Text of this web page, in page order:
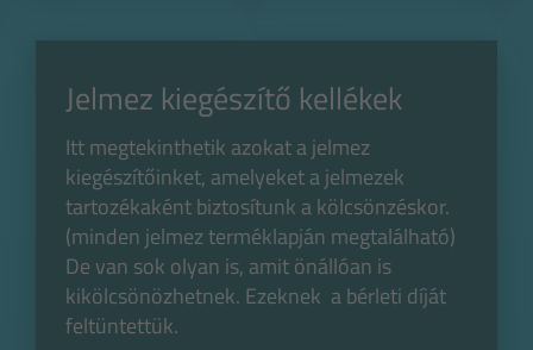
Jelmez kiegészítő kellékek
Itt megtekinthetik azokat a jelmez
kiegészítőinket, amelyeket a jelmezek
tartozékaként biztosítunk a kölcsönzéskor.
(minden jelmez terméklapján megtalálható)
De van sok olyan is, amit önállóan is
kikölcsönözhetnek. Ezeknek a bérleti díját
feltüntettük.